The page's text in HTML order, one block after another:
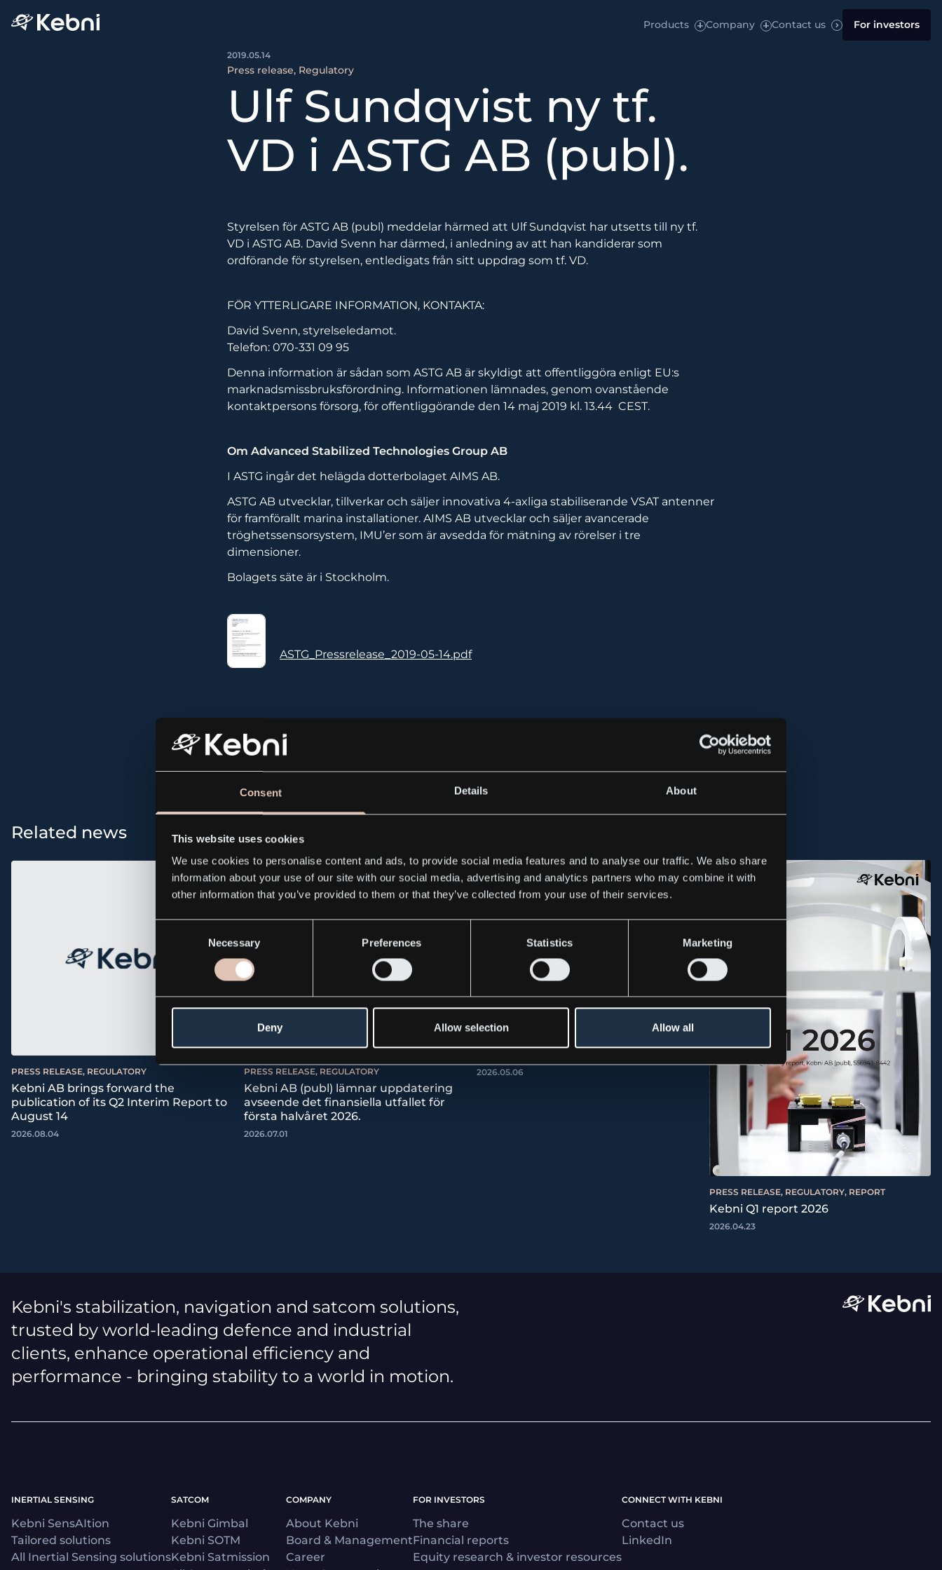
Consent Details About
This website uses cookies
We use cookies to personalise content and ads, to provide social media features and to analyse our traffic. We also share
information about your use of our site with our social media, advertising and analytics partners who may combine it with
other information that you’ve provided to them or that they’ve collected from your use of their services.
Necessary Preferences Statistics Marketing
Deny Allow selection Allow all
Products Company Contact us For investors
2019.05.14
Press release, Regulatory
Ulf Sundqvist ny tf.
VD i ASTG AB (publ).
Styrelsen för ASTG AB (publ) meddelar härmed att Ulf Sundqvist har utsetts till ny tf.
VD i ASTG AB. David Svenn har därmed, i anledning av att han kandiderar som
ordförande för styrelsen, entledigats från sitt uppdrag som tf. VD.
FÖR YTTERLIGARE INFORMATION, KONTAKTA:
David Svenn, styrelseledamot.
Telefon: 070-331 09 95
Denna information är sådan som ASTG AB är skyldigt att offentliggöra enligt EU:s
marknadsmissbruksförordning. Informationen lämnades, genom ovanstående
kontaktpersons försorg, för offentliggörande den 14 maj 2019 kl. 13.44 CEST.
Om Advanced Stabilized Technologies Group AB
I ASTG ingår det helägda dotterbolaget AIMS AB.
ASTG AB utvecklar, tillverkar och säljer innovativa 4-axliga stabiliserande VSAT antenner
för framförallt marina installationer. AIMS AB utvecklar och säljer avancerade
tröghetssensorsystem, IMU’er som är avsedda för mätning av rörelser i tre
dimensioner.
Bolagets säte är i Stockholm.
ASTG_Pressrelease_2019-05-14.pdf
All news and press releases
Related news
PRESS RELEASE, REGULATORY
Kebni AB brings forward the
publication of its Q2 Interim Report to
August 14
2026.08.04
PRESS RELEASE, REGULATORY
Kebni AB (publ) lämnar uppdatering
avseende det finansiella utfallet för
första halvåret 2026.
2026.07.01
PRESS RELEASE, REGULATORY
2026.05.06
PRESS RELEASE, REGULATORY, REPORT
Kebni Q1 report 2026
2026.04.23
Kebni's stabilization, navigation and satcom solutions,
trusted by world-leading defence and industrial
clients, enhance operational efficiency and
performance - bringing stability to a world in motion.
INERTIAL SENSING
Kebni SensAItion
Tailored solutions
All Inertial Sensing solutions
SATCOM
Kebni Gimbal
Kebni SOTM
Kebni Satmission
COMPANY
About Kebni
Board & Management
Career
FOR INVESTORS
The share
Financial reports
Equity research & investor resources
CONNECT WITH KEBNI
Contact us
LinkedIn